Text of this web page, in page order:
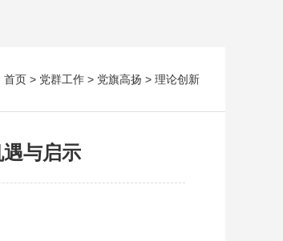
首页 > 党群工作 > 党旗高扬 > 理论创新
与启示